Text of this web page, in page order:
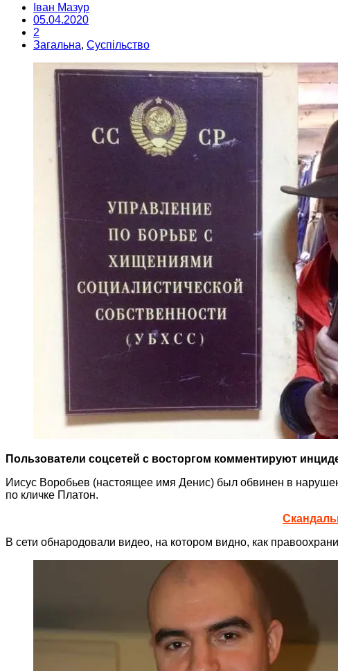
Іван Мазур
05.04.2020
2
Загальна, Суспільство
Пользователи соцсетей с восторгом комментируют
Иисус Воробьев (настоящее имя Денис) был обвинен в
по кличке Платон.
В сети обнародовали видео, на котором видно, как